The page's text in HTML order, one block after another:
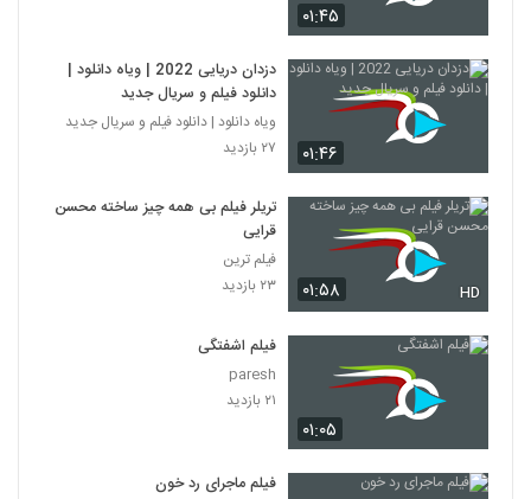
۰۱:۴۵
۰۱:۴۶
دزدان دریایی 2022 | ویاه دانلود |
دانلود فیلم و سریال جدید
ویاه دانلود | دانلود فیلم و سریال جدید
۲۷ بازدید
۰۱:۵۸ HD
تریلر فیلم بی همه چیز ساخته محسن
قرایی
فیلم ترین
۲۳ بازدید
۰۱:۰۵
فیلم اشفتگی
paresh
۲۱ بازدید
فیلم ماجرای رد خون